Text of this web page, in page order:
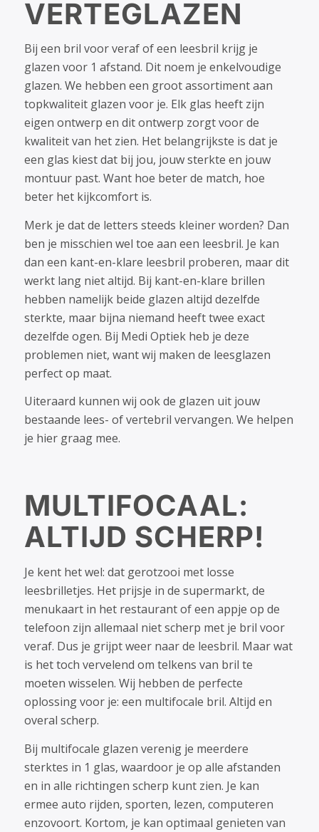
VERTEGLAZEN
Bij een bril voor veraf of een leesbril krijg je
glazen voor 1 afstand. Dit noem je enkelvoudige
glazen. We hebben een groot assortiment aan
topkwaliteit glazen voor je. Elk glas heeft zijn
eigen ontwerp en dit ontwerp zorgt voor de
kwaliteit van het zien. Het belangrijkste is dat je
een glas kiest dat bij jou, jouw sterkte en jouw
montuur past. Want hoe beter de match, hoe
beter het kijkcomfort is.
Merk je dat de letters steeds kleiner worden? Dan
ben je misschien wel toe aan een leesbril. Je kan
dan een kant-en-klare leesbril proberen, maar dit
werkt lang niet altijd. Bij kant-en-klare brillen
hebben namelijk beide glazen altijd dezelfde
sterkte, maar bijna niemand heeft twee exact
dezelfde ogen. Bij Medi Optiek heb je deze
problemen niet, want wij maken de leesglazen
perfect op maat.
Uiteraard kunnen wij ook de glazen uit jouw
bestaande lees- of vertebril vervangen. We helpen
je hier graag mee.
MULTIFOCAAL:
ALTIJD SCHERP!
Je kent het wel: dat gerotzooi met losse
leesbrilletjes. Het prijsje in de supermarkt, de
menukaart in het restaurant of een appje op de
telefoon zijn allemaal niet scherp met je bril voor
veraf. Dus je grijpt weer naar de leesbril. Maar wat
is het toch vervelend om telkens van bril te
moeten wisselen. Wij hebben de perfecte
oplossing voor je: een multifocale bril. Altijd en
overal scherp.
Bij multifocale glazen verenig je meerdere
sterktes in 1 glas, waardoor je op alle afstanden
en in alle richtingen scherp kunt zien. Je kan
ermee auto rijden, sporten, lezen, computeren
enzovoort. Kortom, je kan optimaal genieten van